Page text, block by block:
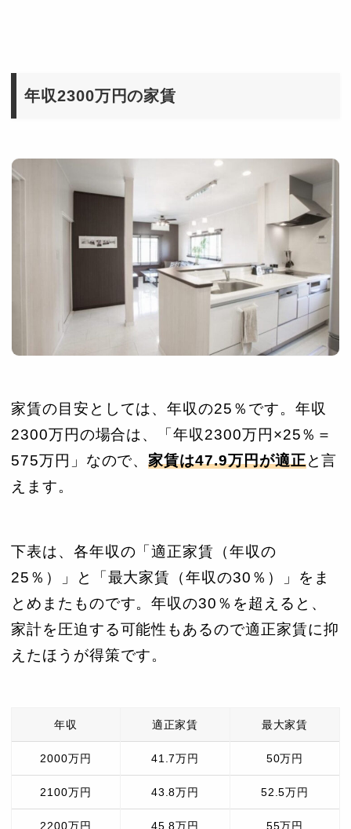
年収2300万円の家賃
家賃の目安としては、年収の25％です。年収
2300万円の場合は、「年収2300万円×25％＝
575万円」なので、家賃は47.9万円が適正と言
えます。
下表は、各年収の「適正家賃（年収の
25％）」と「最大家賃（年収の30％）」をま
とめまたものです。年収の30％を超えると、
家計を圧迫する可能性もあるので適正家賃に抑
えたほうが得策です。
年収 適正家賃 最大家賃
2000万円 41.7万円 50万円
2100万円 43.8万円 52.5万円
2200万円 45.8万円 55万円